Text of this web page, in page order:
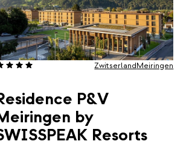
P&V
by
Resorts
ZwitserlandMeiringen